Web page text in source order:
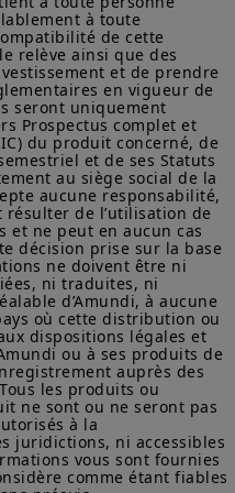
ou à des
U.S. Persons) au sens du
Exchange Commissionen
Act of 1933. Les produits
web ne sont pas
sur les valeurs
autre loi d’un État
produit d'investissement ne
ou indirectement aux
les territoires et
et citoyens des États-
des États-Unis ». Si
Unis », vous n'êtes pas
êtes invité à vous
site sont fournies à titre
fournie ne constitue
de vente de titres, un conseil
à la vente d’un titre, une
Canada ou une de ses
d'investissement ou un
de placement ni d’acheter
financiers. Les
proviennent d’Amundi
à toute
de cette
relève ainsi que des
et de prendre
en vigueur de
seront uniquement
Prospectus complet et
du produit concerné, de
et de ses Statuts
au siège social de la
aucune responsabilité,
de l’utilisation de
et ne peut en aucun cas
décision prise sur la base
ne doivent être ni
ni traduites, ni
d’Amundi, à aucune
où cette distribution ou
dispositions légales et
ou à ses produits de
auprès des
les produits ou
ne sont ou ne seront pas
à la
juridictions, ni accessibles
vous sont fournies
comme étant fiables